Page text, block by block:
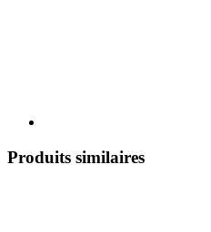
Produits similaires